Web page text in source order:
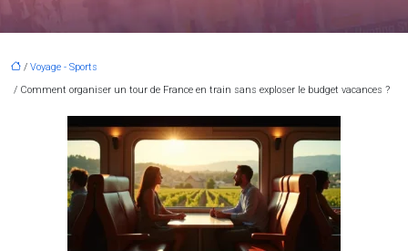
/ Voyage - Sports
/ Comment organiser un tour de France en train sans exploser le budget vacances ?